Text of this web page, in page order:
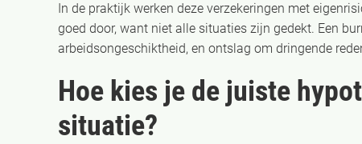
In de praktijk werken deze verzekeringen met
goed door, want niet alle situaties zijn gedekt. Een
arbeidsongeschiktheid, en ontslag om dringende
Hoe kies je de juiste
situatie?